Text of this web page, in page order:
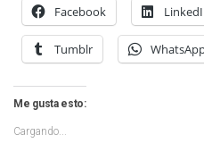
Facebook
Tumblr
Me gusta esto:
Cargando...